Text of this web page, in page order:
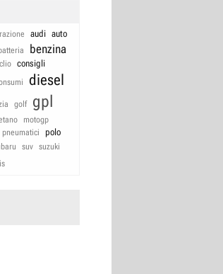
audi auto
batteria benzina
clio consigli
diesel
golf gpl
motogp
pneumatici polo
suv suzuki